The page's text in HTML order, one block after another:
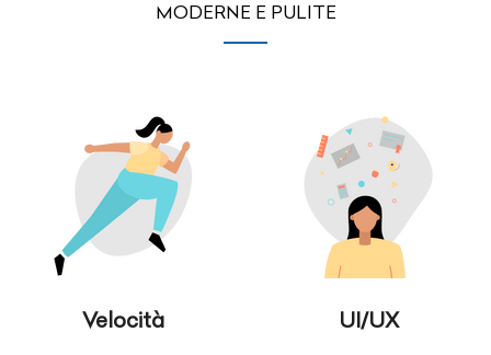
MODERNE E PULITE
Velocità UI/UX